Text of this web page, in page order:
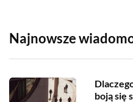
Najnowsze
boją się